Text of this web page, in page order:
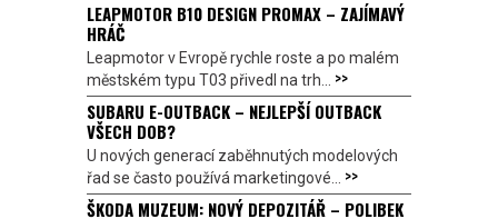
LEAPMOTOR B10 DESIGN PROMAX – ZAJÍMAVÝ
HRÁČ
Leapmotor v Evropě rychle roste a po malém
městském typu T03 přivedl na trh... >>
SUBARU E-OUTBACK – NEJLEPŠÍ OUTBACK
VŠECH DOB?
U nových generací zaběhnutých modelových
řad se často používá marketingové... >>
ŠKODA MUZEUM: NOVÝ DEPOZITÁŘ – POLIBEK